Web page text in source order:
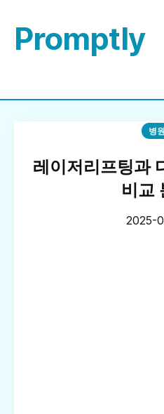
Promptly
병원
레이저리프팅과
비교
2025-